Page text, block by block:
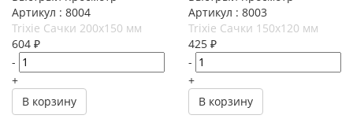
Артикул : 8004
Trixie Сачки 200х150 мм
604 ₽
-
+
В корзину
Артикул : 8003
Trixie Сачки 150х120 мм
425 ₽
-
+
В корзину